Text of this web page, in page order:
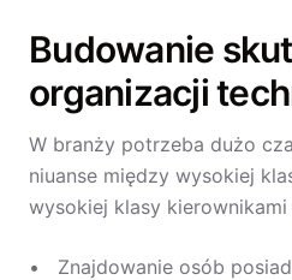
Budowanie
organizacji
W branży potrzeba dużo
niuanse między wysokiej
wysokiej klasy
Znajdowanie osób